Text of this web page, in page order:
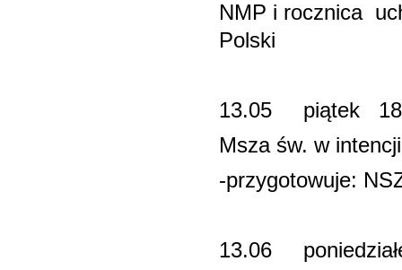
NMP i rocznica
Polski
13.05 piątek
Msza św. w
-przygotowuje:
13.06